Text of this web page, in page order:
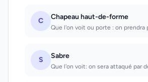
C Chapeau haut-de-forme
S Sabre